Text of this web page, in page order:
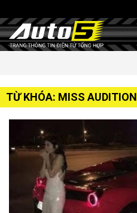
TỪ KHÓA: MISS AUDITION